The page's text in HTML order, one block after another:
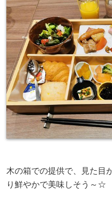
木の箱での提供で、見た目
り鮮やかで美味しそう～☆